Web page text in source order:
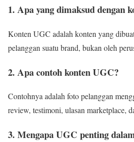
1. Apa yang dimaksud dengan
Konten UGC adalah konten yang
pelanggan suatu brand, bukan oleh
2. Apa contoh konten UGC?
Contohnya adalah foto pelanggan
review, testimoni, ulasan marketplace,
3. Mengapa UGC penting